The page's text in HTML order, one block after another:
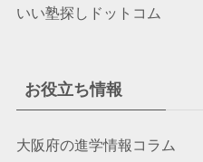
いい塾探しドットコム
お役立ち情報
大阪府の進学情報コラム